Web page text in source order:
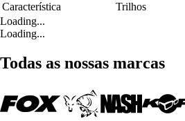
Característica
Trilhos
Loading...
Loading...
Todas as nossas marcas